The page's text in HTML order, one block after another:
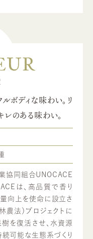
ボディな味わい。リ
のある味わい。
協同組合UNOCACE
は、高品質で香り
向上を使命に設立さ
農法）プロジェクトに
を復活させ、水資源
可能な生態系づくり